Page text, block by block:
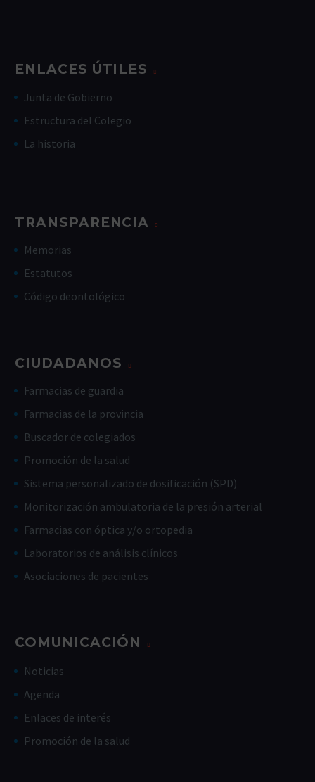
ENLACES ÚTILES
Junta de Gobierno
Estructura del Colegio
La historia
TRANSPARENCIA
Memorias
Estatutos
Código deontológico
CIUDADANOS
Farmacias de guardia
Farmacias de la provincia
Buscador de colegiados
Promoción de la salud
Sistema personalizado de dosificación (SPD)
Monitorización ambulatoria de la presión arterial
Farmacias con óptica y/o ortopedia
Laboratorios de análisis clínicos
Asociaciones de pacientes
COMUNICACIÓN
Noticias
Agenda
Enlaces de interés
Promoción de la salud